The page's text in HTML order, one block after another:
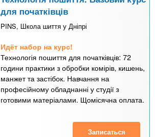
для початківців
PINS, Школа шиття у Дніпрі
Идёт набор на курс!
Технологія пошиття для початківців: 72
години практики з обробки комірів, кишень,
манжет та застібок. Навчання на
професійному обладнанні у студії з
готовими матеріалами. Щомісячна оплата.
Записаться